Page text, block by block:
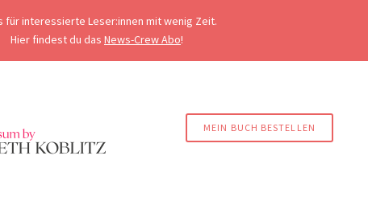
für interessierte Leser:innen mit wenig Zeit.
Hier findest du das News-Crew Abo!
MEIN BUCH BESTELLEN